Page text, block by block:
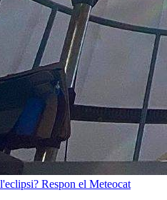
Respon el Meteocat